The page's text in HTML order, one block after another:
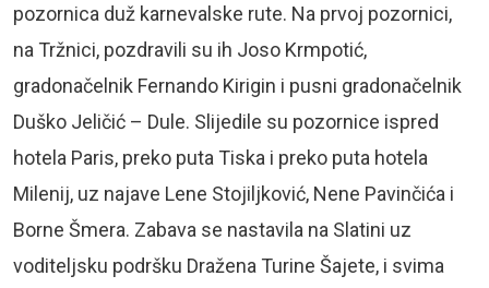
pozornica duž karnevalske rute. Na prvoj pozornici,
na Tržnici, pozdravili su ih Joso Krmpotić,
gradonačelnik Fernando Kirigin i pusni gradonačelnik
Duško Jeličić – Dule. Slijedile su pozornice ispred
hotela Paris, preko puta Tiska i preko puta hotela
Milenij, uz najave Lene Stojiljković, Nene Pavinčića i
Borne Šmera. Zabava se nastavila na Slatini uz
voditeljsku podršku Dražena Turine Šajete, i svima